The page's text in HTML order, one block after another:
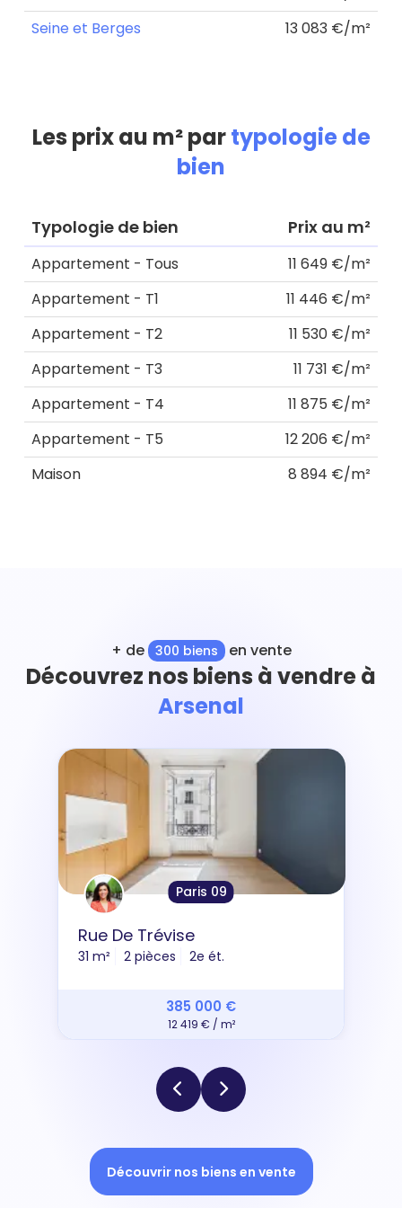
Seine et Berges
13 083 €/m²
Les prix au m² partypologie de
bien
Typologie de bien Prix au m²
Appartement - Tous
11 649 €/m²
Appartement - T1
11 446 €/m²
Appartement - T2
11 530 €/m²
Appartement - T3
11 731 €/m²
Appartement - T4
11 875 €/m²
Appartement - T5
12 206 €/m²
Maison
8 894 €/m²
+ de 300 biens en vente
Découvrez nos biens à vendre à
Arsenal
Paris 09
Rue De Trévise
31 m² 2 pièces 2e ét.
385 000 €
12 419 € / m²
Découvrir nos biens en vente